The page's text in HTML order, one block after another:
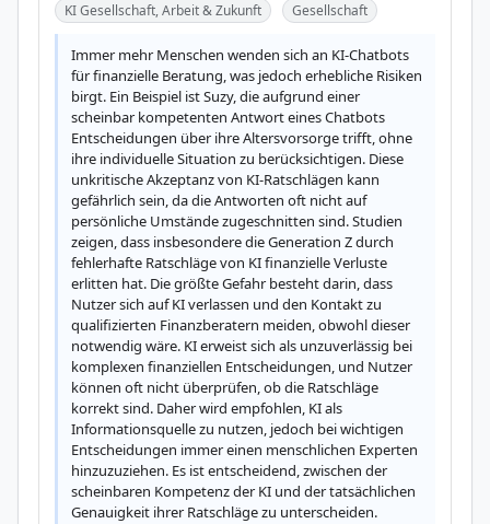
KI Gesellschaft, Arbeit & Zukunft
Gesellschaft
Immer mehr Menschen wenden sich an KI-Chatbots
für finanzielle Beratung, was jedoch erhebliche Risiken
birgt. Ein Beispiel ist Suzy, die aufgrund einer
scheinbar kompetenten Antwort eines Chatbots
Entscheidungen über ihre Altersvorsorge trifft, ohne
ihre individuelle Situation zu berücksichtigen. Diese
unkritische Akzeptanz von KI-Ratschlägen kann
gefährlich sein, da die Antworten oft nicht auf
persönliche Umstände zugeschnitten sind. Studien
zeigen, dass insbesondere die Generation Z durch
fehlerhafte Ratschläge von KI finanzielle Verluste
erlitten hat. Die größte Gefahr besteht darin, dass
Nutzer sich auf KI verlassen und den Kontakt zu
qualifizierten Finanzberatern meiden, obwohl dieser
notwendig wäre. KI erweist sich als unzuverlässig bei
komplexen finanziellen Entscheidungen, und Nutzer
können oft nicht überprüfen, ob die Ratschläge
korrekt sind. Daher wird empfohlen, KI als
Informationsquelle zu nutzen, jedoch bei wichtigen
Entscheidungen immer einen menschlichen Experten
hinzuzuziehen. Es ist entscheidend, zwischen der
scheinbaren Kompetenz der KI und der tatsächlichen
Genauigkeit ihrer Ratschläge zu unterscheiden.